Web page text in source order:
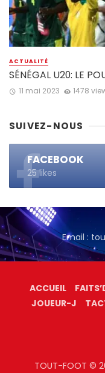
ACTUALITÉ
SÉNÉGAL U20: LE
11 mai 2023 1478
SUIVEZ-NOUS
FACEBOOK
25 likes
Email :
ACCUEIL
JOUEUR-J
TOUT-FOOT ©